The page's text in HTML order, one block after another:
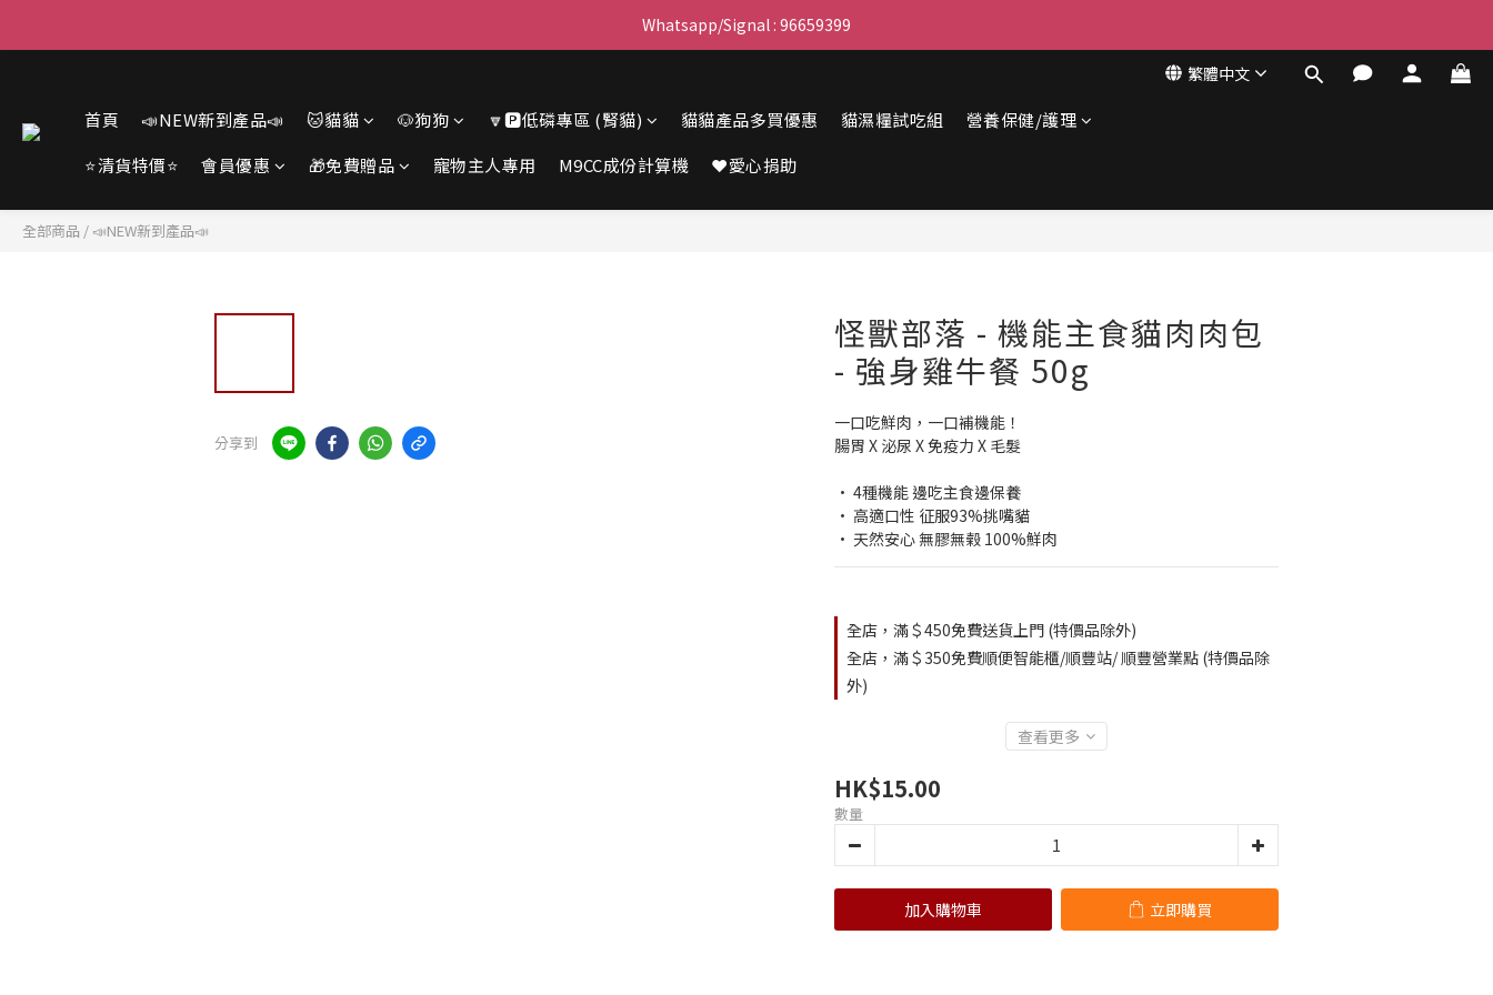
滿$450免費送貨上門 I 滿$350免運 順豐自取
Whatsapp/Signal : 96659399
滿$450免費送貨上門 I 滿$350免運 順豐自取
繁體中文
首頁 📣NEW新到產品📣 🐱貓貓 🐶狗狗 🔽🅿️低磷專區 (腎貓) 貓貓產品多買優惠 貓濕糧試吃組
營養保健/護理
⭐清貨特價⭐
會員優惠 🎁免費贈品 寵物主人專用 M9CC成份計算機 ❤️愛心捐助
全部商品 / 📣NEW新到產品📣
分享到
怪獸部落 - 機能主食貓肉肉包
- 強身雞牛餐 50g
一口吃鮮肉，一口補機能！
腸胃 X 泌尿 X 免疫力 X 毛髮
• 4種機能 邊吃主食邊保養
• 高適口性 征服93%挑嘴貓
• 天然安心 無膠無榖 100%鮮肉
全店，滿＄450免費送貨上門 (特價品除外)
全店，滿＄350免費順便智能櫃/順豐站/ 順豐營業點 (特價品除
外)
查看更多
HK$15.00
數量
加入購物車 立即購買